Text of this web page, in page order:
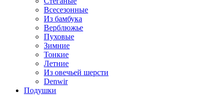
Всесезонные
Из бамбука
Верблюжье
Пуховые
Зимние
Тонкие
Летние
Из овечьей шерсти
Denwir
Подушки